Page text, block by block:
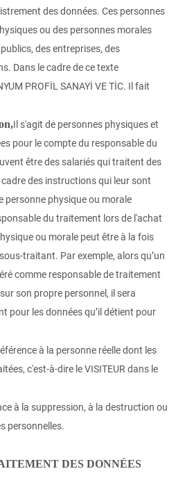
des données. Ces personnes
ou des personnes morales
des entreprises, des
Dans le cadre de ce texte
PROFİL SANAYİ VE TİC. Il fait
Il s'agit de personnes physiques et
pour le compte du responsable du
être des salariés qui traitent des
des instructions qui leur sont
personne physique ou morale
du traitement lors de l'achat
ou morale peut être à la fois
traitant. Par exemple, alors qu’un
comme responsable de traitement
son propre personnel, il sera
pour les données qu’il détient pour
à la personne réelle dont les
c'est-à-dire le VISITEUR dans le
à la suppression, à la destruction ou
personnelles.
DES DONNÉES